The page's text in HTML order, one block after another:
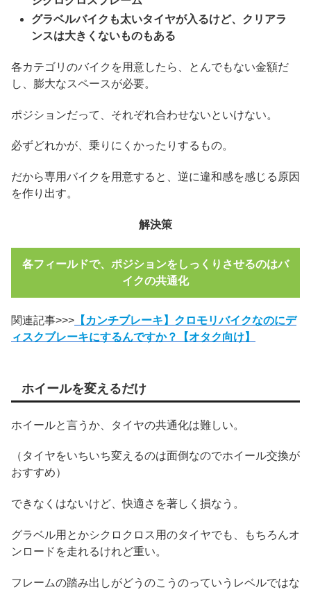
グラベルバイクも太いタイヤが入るけど、クリアラ
ンスは大きくないものもある
各カテゴリのバイクを用意したら、とんでもない金額だ
し、膨大なスペースが必要。
ポジションだって、それぞれ合わせないといけない。
必ずどれかが、乗りにくかったりするもの。
だから専用バイクを用意すると、逆に違和感を感じる原因
を作り出す。
解決策
各フィールドで、ポジションをしっくりさせるのはバ
イクの共通化
関連記事>>> 【カンチブレーキ】クロモリバイクなのにデ
ィスクブレーキにするんですか？【オタク向け】
ホイールを変えるだけ
ホイールと言うか、タイヤの共通化は難しい。
（タイヤをいちいち変えるのは面倒なのでホイール交換が
おすすめ）
できなくはないけど、快適さを著しく損なう。
グラベル用とかシクロクロス用のタイヤでも、もちろんオ
ンロードを走れるけれど重い。
フレームの踏み出しがどうのこうのっていうレベルではな